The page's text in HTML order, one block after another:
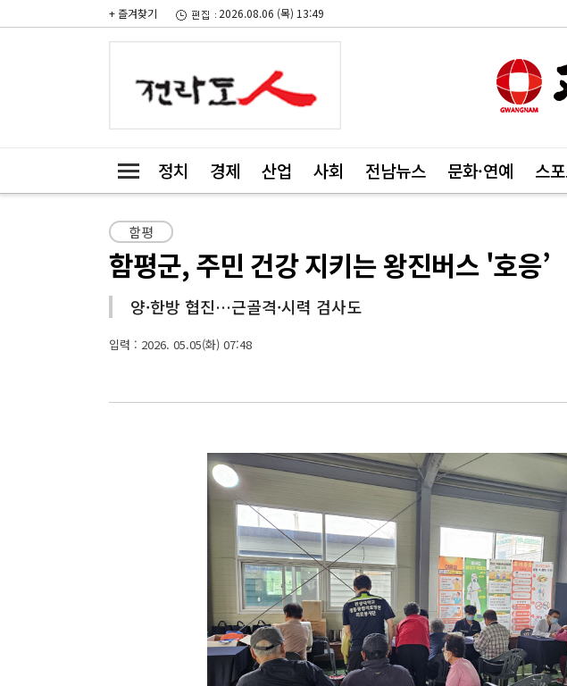
+ 즐겨찾기 2026.08.06 (목) 13:49
정치 경제 산업 사회 전남뉴스 문화·연예 스
함평
함평군, 주민 건강 지키는 왕진버스 '호응’
양·한방 협진…근골격·시력 검사도
입력 : 2026. 05.05(화) 07:48